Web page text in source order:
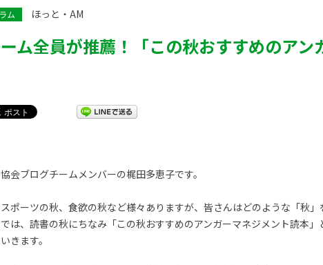
ム ほっと・AM
ム全員が推薦！「この秋おすすめのア
会ブログチームメンバーの梶田多恵子です。
ポーツの秋、食欲の秋など様々ありますが、皆さんはどのような「秋
は、読書の秋にちなみ「この秋おすすめのアンガーマネジメント読本
きます。